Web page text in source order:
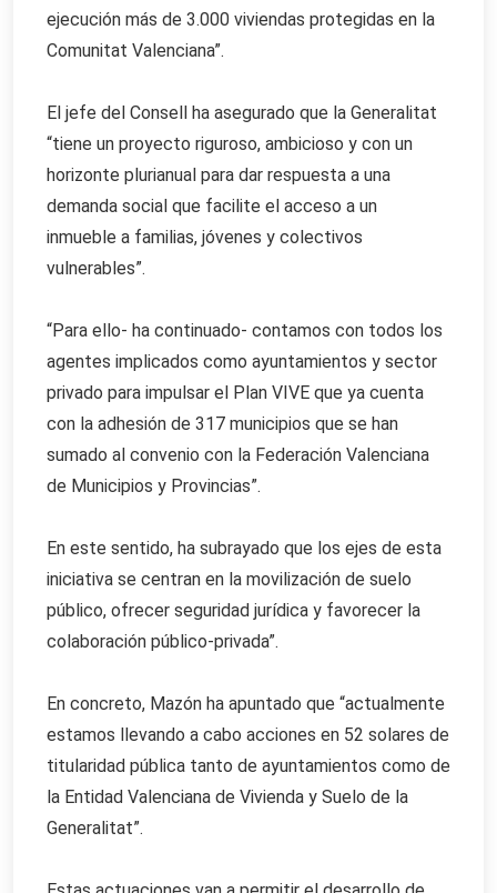
ejecución más de 3.000 viviendas protegidas en la
Comunitat Valenciana”.
El jefe del Consell ha asegurado que la Generalitat
“tiene un proyecto riguroso, ambicioso y con un
horizonte plurianual para dar respuesta a una
demanda social que facilite el acceso a un
inmueble a familias, jóvenes y colectivos
vulnerables”.
“Para ello- ha continuado- contamos con todos los
agentes implicados como ayuntamientos y sector
privado para impulsar el Plan VIVE que ya cuenta
con la adhesión de 317 municipios que se han
sumado al convenio con la Federación Valenciana
de Municipios y Provincias”.
En este sentido, ha subrayado que los ejes de esta
iniciativa se centran en la movilización de suelo
público, ofrecer seguridad jurídica y favorecer la
colaboración público-privada”.
En concreto, Mazón ha apuntado que “actualmente
estamos llevando a cabo acciones en 52 solares de
titularidad pública tanto de ayuntamientos como de
la Entidad Valenciana de Vivienda y Suelo de la
Generalitat”.